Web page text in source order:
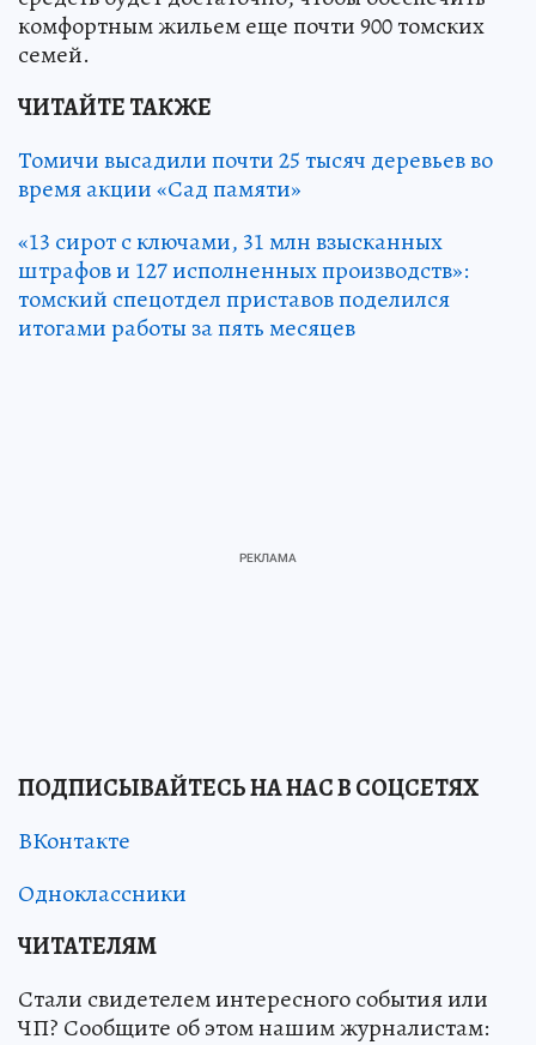
комфортным жильем еще почти 900 томских
семей.
ЧИТАЙТЕ ТАКЖЕ
Томичи высадили почти 25 тысяч деревьев во
время акции «Сад памяти»
«13 сирот с ключами, 31 млн взысканных
штрафов и 127 исполненных производств»:
томский спецотдел приставов поделился
итогами работы за пять месяцев
ПОДПИСЫВАЙТЕСЬ НА НАС В СОЦСЕТЯХ
ВКонтакте
Одноклассники
ЧИТАТЕЛЯМ
Стали свидетелем интересного события или
ЧП? Сообщите об этом нашим журналистам: